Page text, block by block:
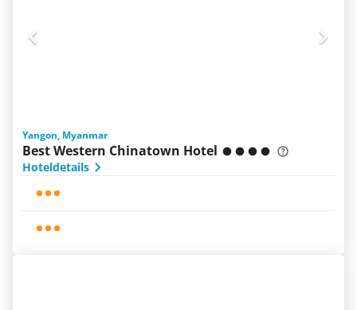
Yangon, Myanmar
Best Western Chinatown Hotel
Hoteldetails